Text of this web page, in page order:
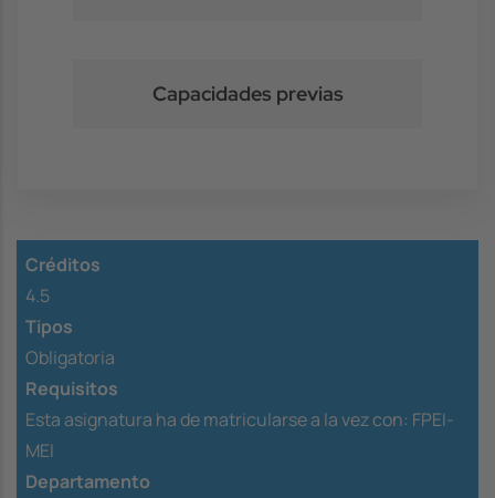
Capacidades previas
Créditos
4.5
Tipos
Obligatoria
Requisitos
Esta asignatura ha de matricularse a la vez con: FPEI-
MEI
Departamento